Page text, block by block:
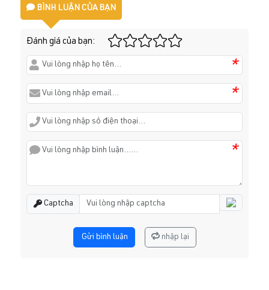
BÌNH LUẬN CỦA BẠN
Đánh giá của bạn:
*
*
*
Captcha
Gửi bình luận nhập lại